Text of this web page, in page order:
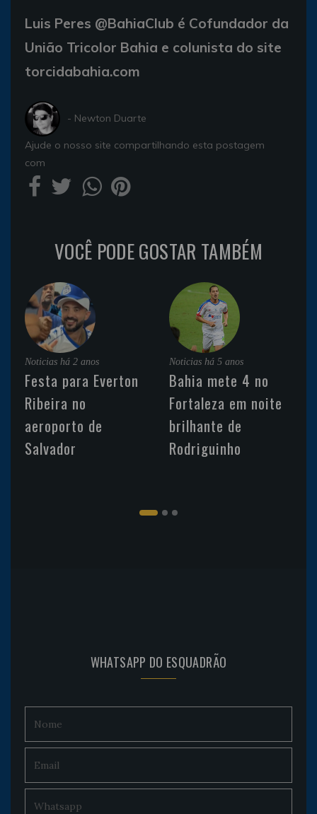
Luis Peres @BahiaClub é Cofundador da
União Tricolor Bahia e colunista do site
torcidabahia.com
- Newton Duarte
Ajude o nosso site compartilhando esta postagem
com
VOCÊ PODE GOSTAR TAMBÉM
Noticias há 2 anos
Festa para Everton
Ribeira no
aeroporto de
Salvador
Noticias há 5 anos
Bahia mete 4 no
Fortaleza em noite
brilhante de
Rodriguinho
WHATSAPP DO ESQUADRÃO